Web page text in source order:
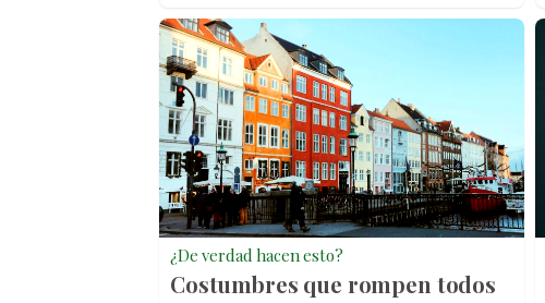
¿De verdad hacen esto?
Costumbres que rompen todos